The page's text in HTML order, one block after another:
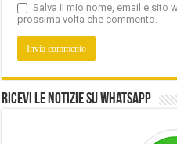
Salva il mio nome, email e sito
prossima volta che commento.
Ricevi le notizie su Whatsapp